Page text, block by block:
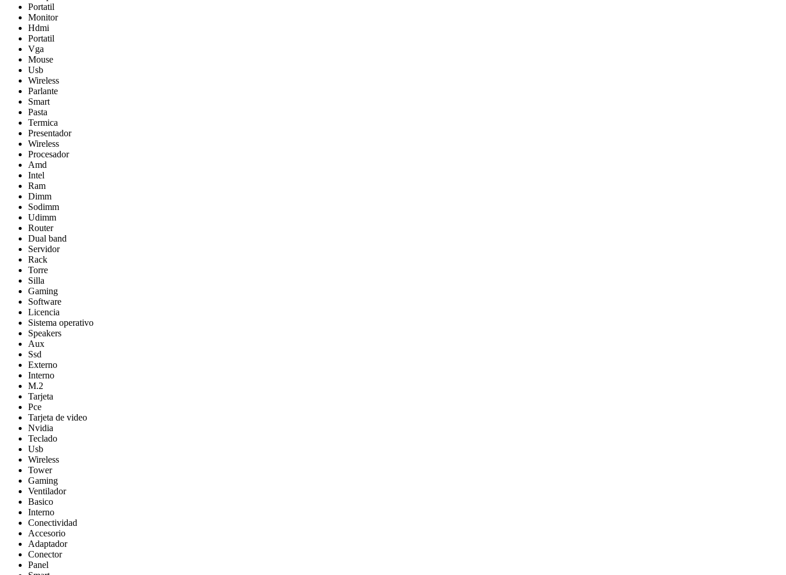
Portatil
Monitor
Hdmi
Portatil
Vga
Mouse
Usb
Wireless
Parlante
Smart
Pasta
Termica
Presentador
Wireless
Procesador
Amd
Intel
Ram
Dimm
Sodimm
Udimm
Router
Dual band
Servidor
Rack
Torre
Silla
Gaming
Software
Licencia
Sistema operativo
Speakers
Aux
Ssd
Externo
Interno
M.2
Tarjeta
Pce
Tarjeta de video
Nvidia
Teclado
Usb
Wireless
Tower
Gaming
Ventilador
Basico
Interno
Conectividad
Accesorio
Adaptador
Conector
Panel